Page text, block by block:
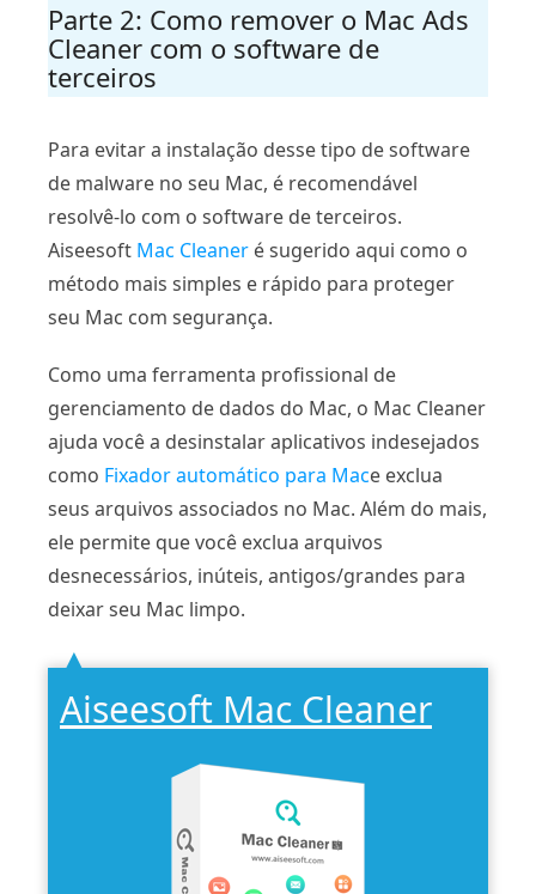
Parte 2: Como remover o Mac Ads
Cleaner com o software de
terceiros
Para evitar a instalação desse tipo de software
de malware no seu Mac, é recomendável
resolvê-lo com o software de terceiros.
Aiseesoft Mac Cleaner é sugerido aqui como o
método mais simples e rápido para proteger
seu Mac com segurança.
Como uma ferramenta profissional de
gerenciamento de dados do Mac, o Mac Cleaner
ajuda você a desinstalar aplicativos indesejados
como Fixador automático para Mace exclua
seus arquivos associados no Mac. Além do mais,
ele permite que você exclua arquivos
desnecessários, inúteis, antigos/grandes para
deixar seu Mac limpo.
Aiseesoft Mac Cleaner